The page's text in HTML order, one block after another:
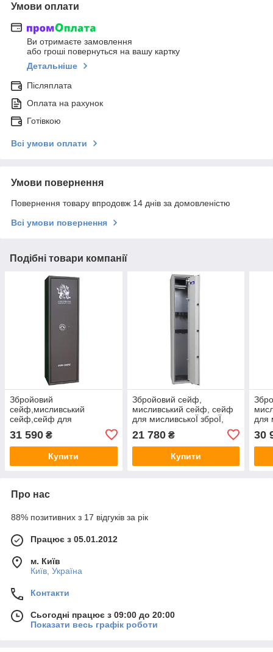
Умови оплати
Ви отримаєте замовлення
або гроші повернуться на вашу картку
Детальніше
Післяплата
Оплата на рахунок
Готівкою
Всі умови оплати
Умови повернення
Повернення товару впродовж 14 днів за домовленістю
Всі умови повернення
Подібні товари компанії
Збройовий
сейф,мисливський
сейф,сейф для
зброЇ,збройова
шафаGriffon GE.450.K.L
CREAM на
5стволів1512(в)х450(ш)х370(гл)
31 590 ₴
Купити
Збройовий сейф,
мисливський сейф, сейф
для мисливськоЇ зброЇ,
GE.300.K на 5 стволів
1512(в)х300(ш)х350(гл)
21 780₴
Купити
для
30
Про нас
88% позитивних з 17 відгуків за рік
Працює з 05.01.2012
м. Київ
Київ, Україна
Контакти
Сьогодні працює з 09:00 до 20:00
Показати весь графік роботи